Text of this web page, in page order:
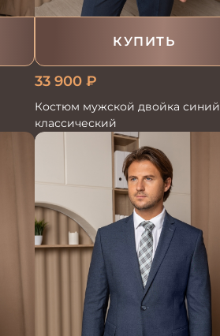
КУПИТЬ
33 900₽
Костюм мужской двойка синий
классический